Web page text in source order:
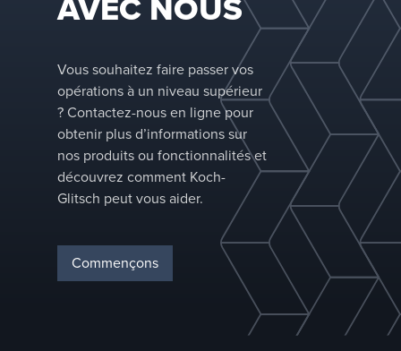
Vous souhaitez faire passer vos
opérations à un niveau supérieur
? Contactez-nous en ligne pour
obtenir plus d’informations sur
nos produits ou fonctionnalités et
découvrez comment Koch-
Glitsch peut vous aider.
Commençons